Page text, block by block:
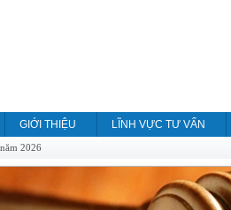
GIỚI THIỆU LĨNH VỰC TƯ VẤN
2026